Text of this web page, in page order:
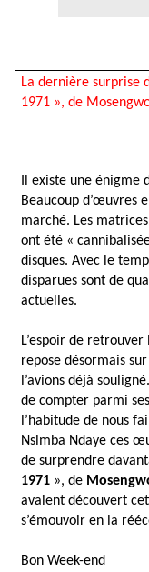
La dernière surprise
1971 », de
Il existe une énigme
Beaucoup d’œuvres
marché. Les
ont été «
disques. Avec le
disparues sont de
actuelles.
L’espoir de
repose désormais
l’avions déjà
de compter parmi
l’habitude de nous
Nsimba Ndaye ces
de surprendre
1971», de
avaient découvert
s’émouvoir en la
Bon Week-end